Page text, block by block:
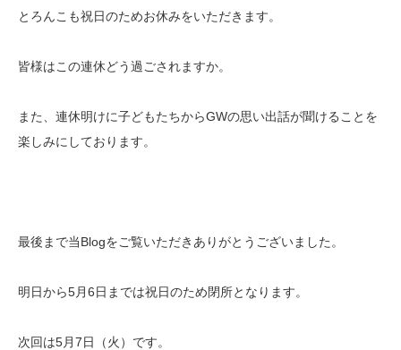
とろんこも祝日のためお休みをいただきます。
皆様はこの連休どう過ごされますか。
また、連休明けに子どもたちからGWの思い出話が聞けることを
楽しみにしております。
最後まで当Blogをご覧いただきありがとうございました。
明日から5月6日までは祝日のため閉所となります。
次回は5月7日（火）です。